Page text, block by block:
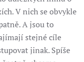
V nich se obvykle
A jsou to
stejné cíle
jinak. Spíše